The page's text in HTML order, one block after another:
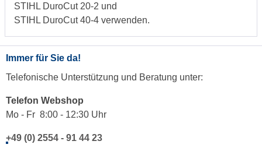
STIHL DuroCut 20-2 und
STIHL DuroCut 40-4 verwenden.
Immer für Sie da!
Telefonische Unterstützung und Beratung unter:
Telefon Webshop
Mo - Fr 8:00 - 12:30 Uhr
+49 (0) 2554 - 91 44 23